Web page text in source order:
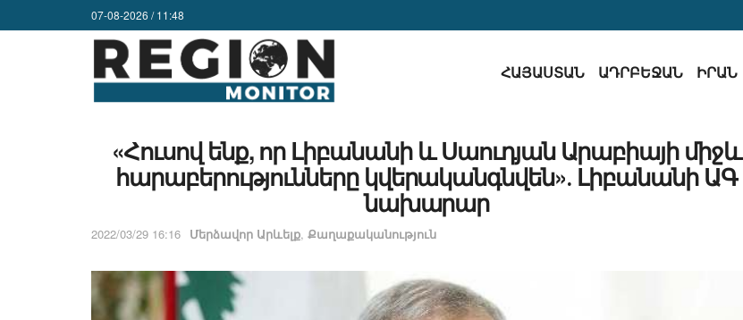
07-08-2026 / 11:48
ՀԱՅԱՍՏԱՆ ԱԴՐԲԵՋԱՆ ԻՐԱՆ
«Հուսով ենք, որ Լիբանանի և Սաուդյան Արաբիայի միջև
հարաբերությունները կվերականգնվեն»․ Լիբանանի ԱԳ
նախարար
2022/03/29 16:16 Մերձավոր Արևելք, Քաղաքականություն